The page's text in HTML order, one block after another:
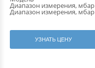
Диапазон измерения,
Диапазон измерения,
УЗНАТЬ ЦЕНУ